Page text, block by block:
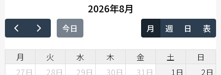
今日
2026年8月
月 週 日 表
月 火 水 木 金 土
日
27日
28日 29日 30日 31日 1日 2日